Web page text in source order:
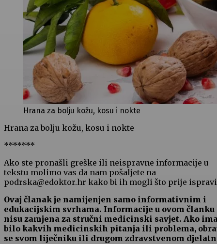
Hrana za bolju kožu, kosu i nokte
Hrana za bolju kožu, kosu i nokte
*******
Ako ste pronašli greške ili neispravne informacije u
tekstu molimo vas da nam pošaljete na
podrska@edoktor.hr kako bi ih mogli što prije
Ovaj članak je namijenjen samo informativnim i
edukacijskim svrhama. Informacije u ovom članku
nisu zamjena za stručni medicinski savjet. Ako
bilo kakvih medicinskih pitanja ili problema,
se svom liječniku ili drugom zdravstvenom